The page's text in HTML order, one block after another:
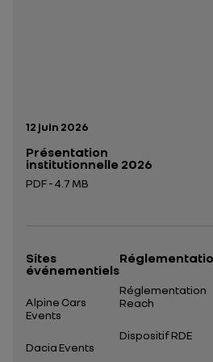
Date de publication:
12 juin 2026
Présentation
institutionnelle 2026
PDF - 4.7 MB
Sites
événementiels
Alpine Cars
Events
Dacia Events
Réglementation
Reach
Dispositif RDE